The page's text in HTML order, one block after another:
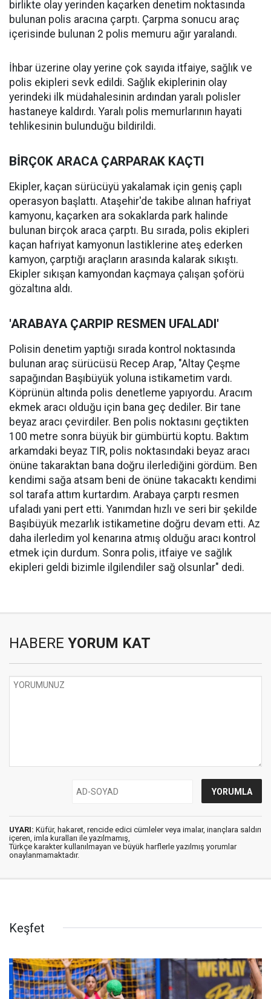
birlikte olay yerinden kaçarken denetim noktasında
bulunan polis aracına çarptı. Çarpma sonucu araç
içerisinde bulunan 2 polis memuru ağır yaralandı.
İhbar üzerine olay yerine çok sayıda itfaiye, sağlık ve
polis ekipleri sevk edildi. Sağlık ekiplerinin olay
yerindeki ilk müdahalesinin ardından yaralı polisler
hastaneye kaldırdı. Yaralı polis memurlarının hayati
tehlikesinin bulunduğu bildirildi.
BİRÇOK ARACA ÇARPARAK KAÇTI
Ekipler, kaçan sürücüyü yakalamak için geniş çaplı
operasyon başlattı. Ataşehir'de takibe alınan hafriyat
kamyonu, kaçarken ara sokaklarda park halinde
bulunan birçok araca çarptı. Bu sırada, polis ekipleri
kaçan hafriyat kamyonun lastiklerine ateş ederken
kamyon, çarptığı araçların arasında kalarak sıkıştı.
Ekipler sıkışan kamyondan kaçmaya çalışan şoförü
gözaltına aldı.
'ARABAYA ÇARPIP RESMEN UFALADI'
Polisin denetim yaptığı sırada kontrol noktasında
bulunan araç sürücüsü Recep Arap, "Altay Çeşme
sapağından Başıbüyük yoluna istikametim vardı.
Köprünün altında polis denetleme yapıyordu. Aracım
ekmek aracı olduğu için bana geç dediler. Bir tane
beyaz aracı çevirdiler. Ben polis noktasını geçtikten
100 metre sonra büyük bir gümbürtü koptu. Baktım
arkamdaki beyaz TIR, polis noktasındaki beyaz aracı
önüne takaraktan bana doğru ilerlediğini gördüm. Ben
kendimi sağa atsam beni de önüne takacaktı kendimi
sol tarafa attım kurtardım. Arabaya çarptı resmen
ufaladı yani pert etti. Yanımdan hızlı ve seri bir şekilde
Başıbüyük mezarlık istikametine doğru devam etti. Az
daha ilerledim yol kenarına atmış olduğu aracı kontrol
etmek için durdum. Sonra polis, itfaiye ve sağlık
ekipleri geldi bizimle ilgilendiler sağ olsunlar" dedi.
HABERE YORUM KAT
UYARI: Küfür, hakaret, rencide edici cümleler veya imalar, inançlara saldırı
içeren, imla kuralları ile yazılmamış,
Türkçe karakter kullanılmayan ve büyük harflerle yazılmış yorumlar
onaylanmamaktadır.
Keşfet